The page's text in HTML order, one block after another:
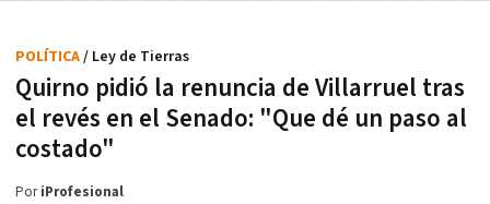
Quirno pidió la renuncia de Villarruel tras
el revés en el Senado: "Que dé un paso al
costado"
POLÍTICA/ Ley de Tierras
PoriProfesional